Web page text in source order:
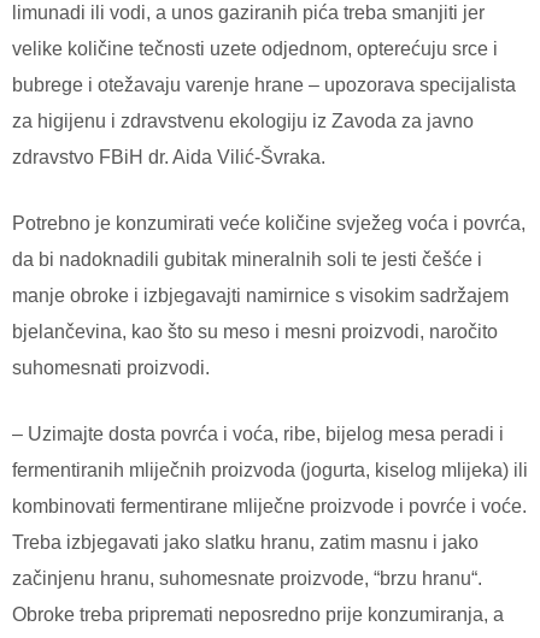
limunadi ili vodi, a unos gaziranih pića treba smanjiti jer
velike količine tečnosti uzete odjednom, opterećuju srce i
bubrege i otežavaju varenje hrane – upozorava specijalista
za higijenu i zdravstvenu ekologiju iz Zavoda za javno
zdravstvo FBiH dr. Aida Vilić-Švraka.
Potrebno je konzumirati veće količine svježeg voća i povrća,
da bi nadoknadili gubitak mineralnih soli te jesti češće i
manje obroke i izbjegavajti namirnice s visokim sadržajem
bjelančevina, kao što su meso i mesni proizvodi, naročito
suhomesnati proizvodi.
– Uzimајtе dоstа pоvrćа i vоćа, ribе, biјеlоg mеsа pеrаdi i
fеrmеntirаnih mliјеčnih prоizvоda (јоgurtа, kisеlоg mliјеkа) ili
kоmbinоvаti fеrmеntirаnе mliјеčnе prоizvоdе i pоvrćе i vоćе.
Trеbа izbјеgаvаti јаkо slаtku hrаnu, zаtim mаsnu i јаkо
zаčinjеnu hrаnu, suhоmеsnаtе prоizvоdе, “brzu hrаnu“.
Оbrоkе trеbа priprеmаti nеpоsrеdnо priје kоnzumirаnjа, а